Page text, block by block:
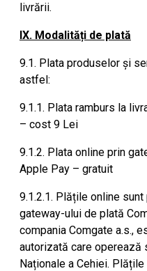
livrării.
IX. Modalități de plată
9.1. Plata produselor și
astfel:
9.1.1. Plata ramburs la
– cost 9 Lei
9.1.2. Plata online prin
Apple Pay – gratuit
9.1.2.1. Plățile online
gateway-ului de plată
compania Comgate a.s.,
autorizată care operează
Naționale a Cehiei.